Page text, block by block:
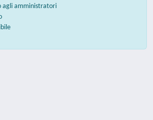
agli amministratori